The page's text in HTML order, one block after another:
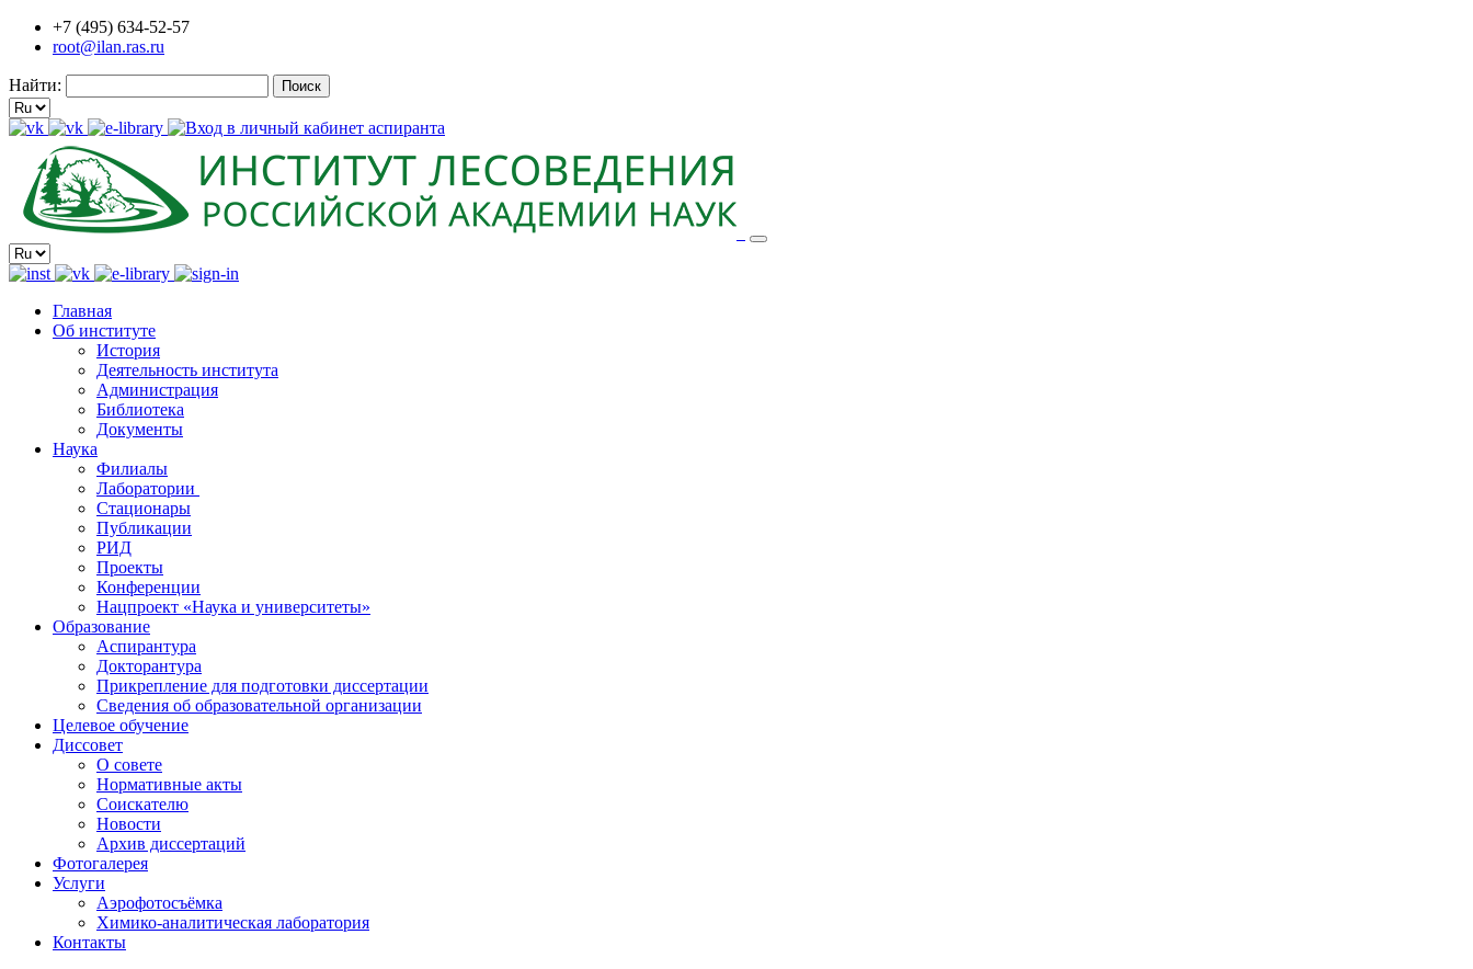
+7 (495) 634-52-57
root@ilan.ras.ru
Найти:
Главная
Об институте
История
Деятельность института
Администрация
Библиотека
Документы
Наука
Филиалы
Лаборатории
Стационары
Публикации
РИД
Проекты
Конференции
Нацпроект «Наука и университеты»
Образование
Аспирантура
Докторантура
Прикрепление для подготовки диссертации
Сведения об образовательной организации
Целевое обучение
Диссовет
О совете
Нормативные акты
Соискателю
Новости
Архив диссертаций
Фотогалерея
Услуги
Аэрофотосъёмка
Химико-аналитическая лаборатория
Контакты